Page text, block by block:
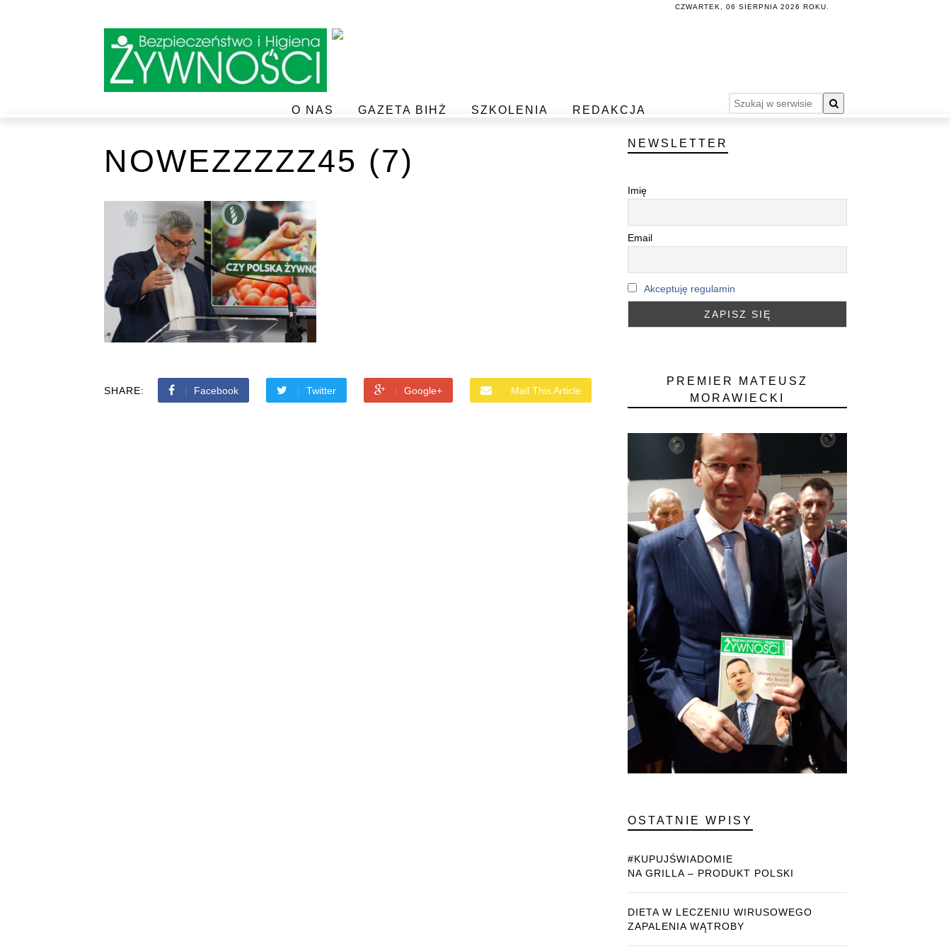
CZWARTEK, 06 SIERPNIA 2026 ROKU.
O NAS GAZETA BIHŻ SZKOLENIA REDAKCJA
NOWEZZZZZ45 (7)
SHARE: Facebook Twitter Google+ Mail This Article
NEWSLETTER
Imię
Email
Akceptuję regulamin
PREMIER MATEUSZ
MORAWIECKI
OSTATNIE WPISY
#KUPUJŚWIADOMIE
NA GRILLA – PRODUKT POLSKI
DIETA W LECZENIU WIRUSOWEGO
ZAPALENIA WĄTROBY